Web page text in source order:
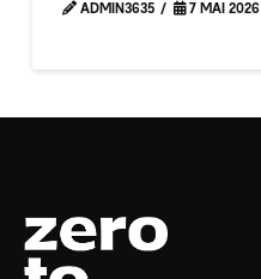
ADMIN3635 7 MAI 2026